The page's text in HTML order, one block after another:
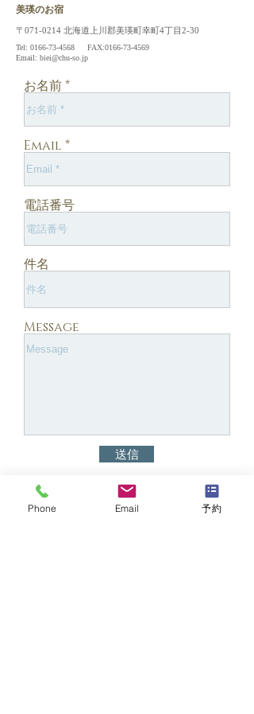
​美瑛のお宿
〒071-0214 北海道上川郡美瑛町幸町4丁目2-30
Tel: 0166-73-4568 FAX:0166-73-4569
Email: biei@chu-so.jp
お名前 *
Email *
電話番号
件名
Message
送信
Phone Email 予約